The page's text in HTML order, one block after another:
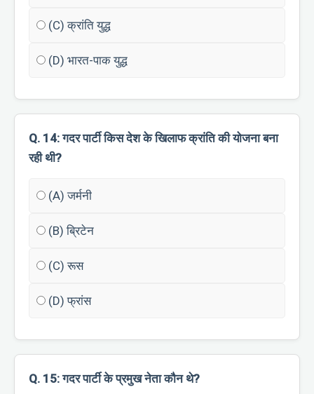
(C) क्रांति युद्ध
(D) भारत-पाक युद्ध
Q. 14: गदर पार्टी किस देश के खिलाफ क्रांति की योजना बना
रही थी?
(A) जर्मनी
(B) ब्रिटेन
(C) रूस
(D) फ्रांस
Q. 15: गदर पार्टी के प्रमुख नेता कौन थे?